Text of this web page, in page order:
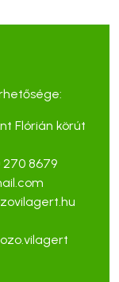
Flórián körút
270 8679